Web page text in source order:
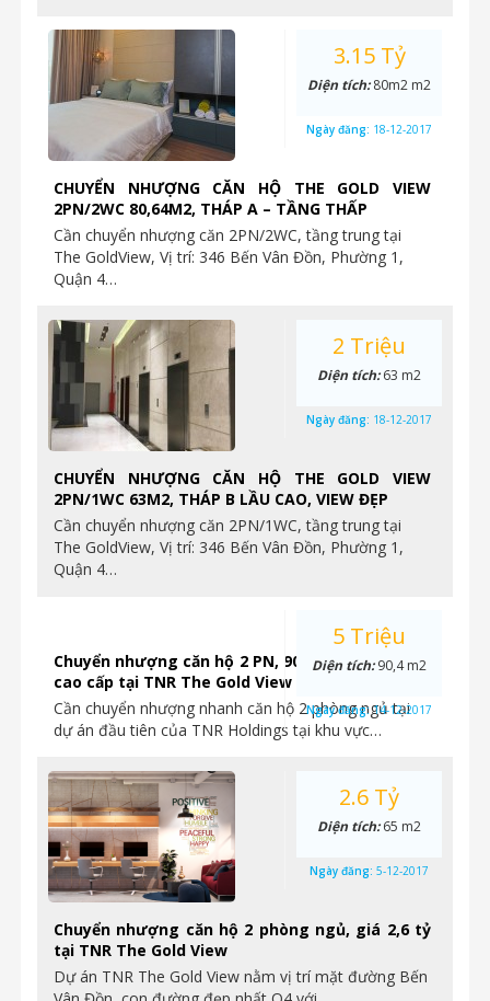
CHUYỂN NHƯỢNG CĂN HỘ THE GOLD VIEW
2PN/2WC 80,64M2, THÁP A – TẦNG THẤP
Cần chuyển nhượng căn 2PN/2WC, tầng trung tại
The GoldView, Vị trí: 346 Bến Vân Đồn, Phường 1,
Quận 4…
3.15 Tỷ
Diện tích:80m2 m2
Ngày đăng: 18-12-2017
CHUYỂN NHƯỢNG CĂN HỘ THE GOLD VIEW
2PN/1WC 63M2, THÁP B LẦU CAO, VIEW ĐẸP
Cần chuyển nhượng căn 2PN/1WC, tầng trung tại
The GoldView, Vị trí: 346 Bến Vân Đồn, Phường 1,
Quận 4…
2 Triệu
Diện tích:63 m2
Ngày đăng: 18-12-2017
Chuyển nhượng căn hộ 2 PN, 90.4m2, hoàn thiện
cao cấp tại TNR The Gold View
Cần chuyển nhượng nhanh căn hộ 2 phòng ngủ tại
dự án đầu tiên của TNR Holdings tại khu vực…
5 Triệu
Diện tích:90,4 m2
Ngày đăng:14-12-2017
Chuyển nhượng căn hộ 2 phòng ngủ, giá 2,6 tỷ
tại TNR The Gold View
Dự án TNR The Gold View nằm vị trí mặt đường Bến
2.6 Tỷ
Diện tích:65 m2
Ngày đăng: 5-12-2017